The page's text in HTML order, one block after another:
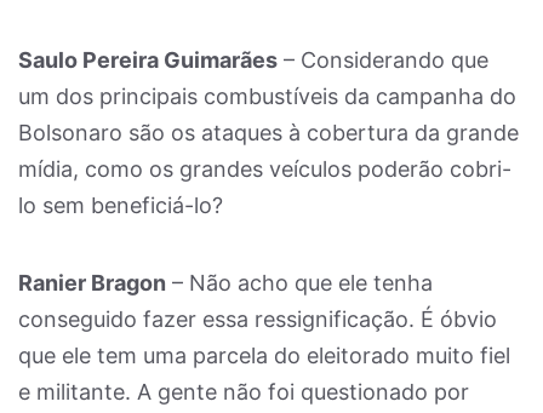
Saulo Pereira Guimarães – Considerando que
um dos principais combustíveis da campanha do
Bolsonaro são os ataques à cobertura da grande
mídia, como os grandes veículos poderão cobri-
lo sem beneficiá-lo?
Ranier Bragon – Não acho que ele tenha
conseguido fazer essa ressignificação. É óbvio
que ele tem uma parcela do eleitorado muito fiel
e militante. A gente não foi questionado por